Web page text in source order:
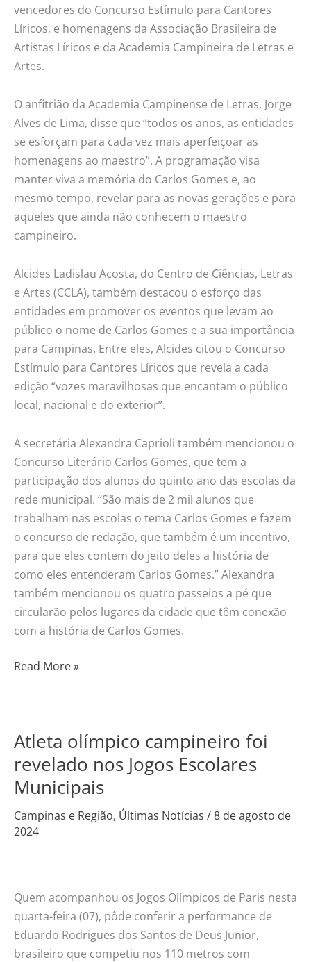
vencedores do Concurso Estímulo para Cantores
Líricos, e homenagens da Associação Brasileira de
Artistas Líricos e da Academia Campineira de Letras e
Artes.
O anfitrião da Academia Campinense de Letras, Jorge
Alves de Lima, disse que “todos os anos, as entidades
se esforçam para cada vez mais aperfeiçoar as
homenagens ao maestro”. A programação visa
manter viva a memória do Carlos Gomes e, ao
mesmo tempo, revelar para as novas gerações e para
aqueles que ainda não conhecem o maestro
campineiro.
Alcides Ladislau Acosta, do Centro de Ciências, Letras
e Artes (CCLA), também destacou o esforço das
entidades em promover os eventos que levam ao
público o nome de Carlos Gomes e a sua importância
para Campinas. Entre eles, Alcides citou o Concurso
Estímulo para Cantores Líricos que revela a cada
edição “vozes maravilhosas que encantam o público
local, nacional e do exterior”.
A secretária Alexandra Caprioli também mencionou o
Concurso Literário Carlos Gomes, que tem a
participação dos alunos do quinto ano das escolas da
rede municipal. “São mais de 2 mil alunos que
trabalham nas escolas o tema Carlos Gomes e fazem
o concurso de redação, que também é um incentivo,
para que eles contem do jeito deles a história de
como eles entenderam Carlos Gomes.” Alexandra
também mencionou os quatro passeios a pé que
circularão pelos lugares da cidade que têm conexão
com a história de Carlos Gomes.
Read More »
Atleta olímpico campineiro foi
revelado nos Jogos Escolares
Municipais
Campinas e Região, Últimas Notícias /8 de agosto de
2024
Quem acompanhou os Jogos Olímpicos de Paris nesta
quarta-feira (07), pôde conferir a performance de
Eduardo Rodrigues dos Santos de Deus Junior,
brasileiro que competiu nos 110 metros com
Atleta
olímpico
campineiro
foi
revelado
nos